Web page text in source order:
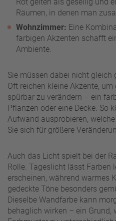
Räumen, in denen man
Wohnzimmer: Eine
farbigen Akzenten schafft
Ambiente.
Sie müssen dabei nicht gleich
Oft reichen kleine Akzente,
spürbar zu verändern – ein
Pflanzen oder eine Decke. So
Aufwand ausprobieren,
Sie sich für größere
Auch das Licht spielt bei der
Rolle. Tageslicht lässt Farben
erscheinen, während warmes
gedeckte Töne besonders
Dieselbe Wandfarbe kann
behaglich wirken – ein Grund,